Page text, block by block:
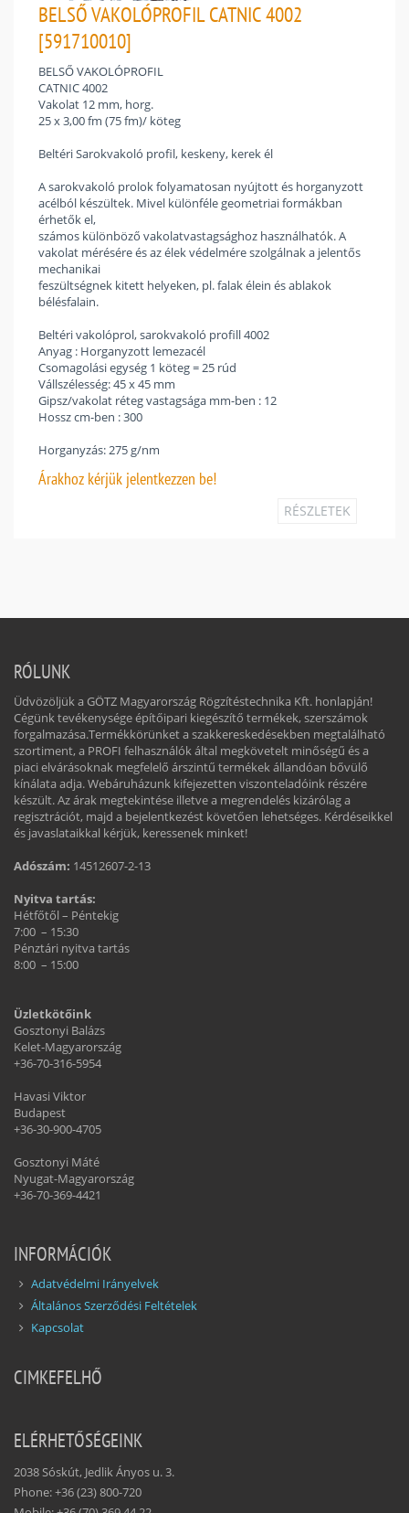
BELSŐ VAKOLÓPROFIL CATNIC 4002
[591710010]
BELSŐ VAKOLÓPROFIL
CATNIC 4002
Vakolat 12 mm, horg.
25 x 3,00 fm (75 fm)/ köteg
Beltéri Sarokvakoló profil, keskeny, kerek él
A sarokvakoló prolok folyamatosan nyújtott és horganyzott
acélból készültek. Mivel különféle geometriai formákban
érhetők el,
számos különböző vakolatvastagsághoz használhatók. A
vakolat mérésére és az élek védelmére szolgálnak a jelentős
mechanikai
feszültségnek kitett helyeken, pl. falak élein és ablakok
bélésfalain.
Beltéri vakolóprol, sarokvakoló profill 4002
Anyag : Horganyzott lemezacél
Csomagolási egység 1 köteg = 25 rúd
Vállszélesség: 45 x 45 mm
Gipsz/vakolat réteg vastagsága mm-ben : 12
Hossz cm-ben : 300
Horganyzás: 275 g/nm
Árakhoz kérjük jelentkezzen be!
RÉSZLETEK
RÓLUNK
Üdvözöljük a GÖTZ Magyarország Rögzítéstechnika Kft. honlapján!
Cégünk tevékenysége építőipari kiegészítő termékek, szerszámok
forgalmazása.Termékkörünket a szakkereskedésekben megtalálható
szortiment, a PROFI felhasználók által megkövetelt minőségű és a
piaci elvárásoknak megfelelő árszintű termékek állandóan bővülő
kínálata adja. Webáruházunk kifejezetten viszonteladóink részére
készült. Az árak megtekintése illetve a megrendelés kizárólag a
regisztrációt, majd a bejelentkezést követően lehetséges. Kérdéseikkel
és javaslataikkal kérjük, keressenek minket!
Adószám: 14512607-2-13
Nyitva tartás:
Hétfőtől – Péntekig
7:00 – 15:30
Pénztári nyitva tartás
8:00 – 15:00
Üzletkötőink
Gosztonyi Balázs
Kelet-Magyarország
+36-70-316-5954
Havasi Viktor
Budapest
+36-30-900-4705
Gosztonyi Máté
Nyugat-Magyarország
+36-70-369-4421
INFORMÁCIÓK
Adatvédelmi Irányelvek
Általános Szerződési Feltételek
Kapcsolat
CIMKEFELHŐ
ELÉRHETŐSÉGEINK
2038 Sóskút, Jedlik Ányos u. 3.
Phone: +36 (23) 800-720